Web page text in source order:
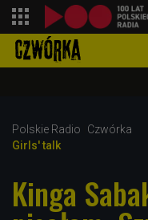
Polskie Radio
Czwórka
Girls' talk
Kinga